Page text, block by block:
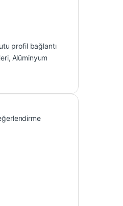
profil bağlantı
, Alüminyum